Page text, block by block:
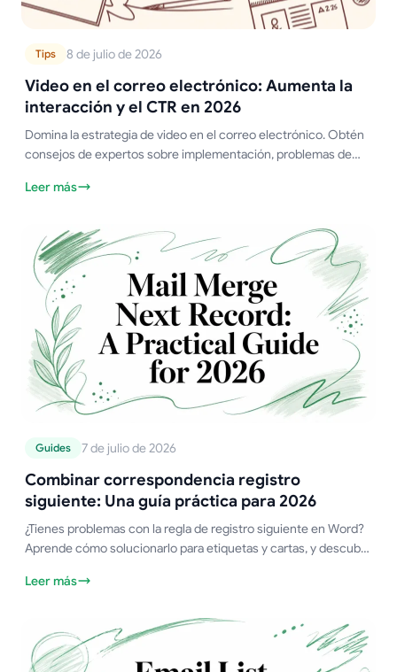
Tips 8 de julio de 2026
Video en el correo electrónico: Aumenta la
interacción y el CTR en 2026
Domina la estrategia de video en el correo electrónico. Obtén
consejos de expertos sobre implementación, problemas de
interacción y el CTR en 2026.
Leer más
Guides 7 de julio de 2026
Combinar correspondencia registro
siguiente: Una guía práctica para 2026
¿Tienes problemas con la regla de registro siguiente en Word?
Aprende cómo solucionarlo para etiquetas y cartas, y descubre
Leer más